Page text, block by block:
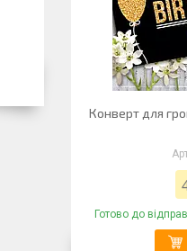
Конверт для
Готово до